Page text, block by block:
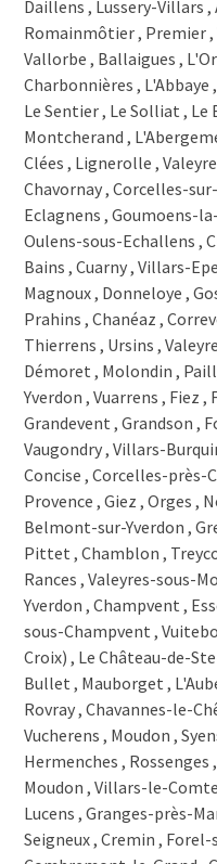
1425 Onnens VD
1424 Champagne
1423 Villars-Burquin
1423 Vaugondry
1423 Romairon
1423 Fontanezier
1422 Grandson
1421 Grandevent
1421 Fontaines-sur-
1420 Fiez
1418 Vuarrens
1417 Essertines-sur-
1417 Epautheyres
1416 Pailly
1415 Molondin
1415 Démoret
1413 Orzens
1412 Valeyres-sous-
1412 Ursins
1410 Thierrens
1410 St-Cierges
1410 Denezy
1410 Correvon
1409 Chanéaz
1408 Prahins
1407 Mézery-près-
1407 Gossens
1407 Donneloye
1407 Bioley-Magnoux
1406 Cronay
1405 Pomy
1404 Villars-Epeney
1404 Cuarny
1400 Yverdon-les-Bains
1400 Cheseaux-Noréaz
1377 Oulens-sous-
Daillens , Lussery-Villars
Romainmôtier , Premier
Vallorbe , Ballaigues ,
Charbonnières , L'Abbaye
Le Sentier , Le Solliat , Le
Montcherand ,
Clées , Lignerolle ,
Chavornay , Corcelles-
Eclagnens , Goumoens-
Oulens-sous-Echallens ,
Bains , Cuarny , Villars-
Magnoux , Donneloye ,
Prahins , Chanéaz ,
Thierrens , Ursins ,
Démoret , Molondin ,
Yverdon , Vuarrens , Fiez
Grandevent , Grandson ,
Vaugondry , Villars-
Concise , Corcelles-près-
Provence , Giez , Orges ,
Belmont-sur-Yverdon ,
Pittet , Chamblon ,
Rances , Valeyres-sous-
Yverdon , Champvent ,
sous-Champvent ,
Croix) , Le Château-de-
Bullet , Mauborget ,
Rovray , Chavannes-le-
Vucherens , Moudon ,
Hermenches ,
Moudon , Villars-le-
Lucens , Granges-près-
Seigneux , Cremin , Forel-